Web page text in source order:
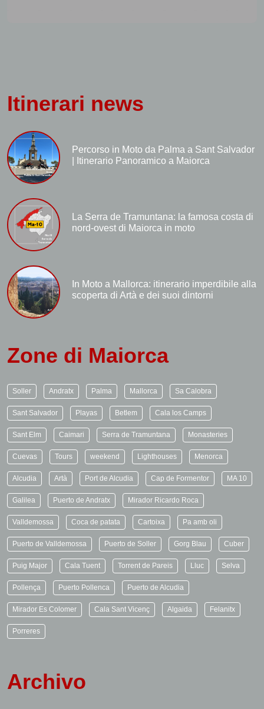
Itinerari news
Percorso in Moto da Palma a Sant Salvador
| Itinerario Panoramico a Maiorca
La Serra de Tramuntana: la famosa costa di
nord-ovest di Maiorca in moto
In Moto a Mallorca: itinerario imperdibile alla
scoperta di Artà e dei suoi dintorni
Zone di Maiorca
Soller Andratx Palma Mallorca Sa Calobra
Sant Salvador Playas Betlem Cala los Camps
Sant Elm Caimari Serra de Tramuntana Monasteries
Cuevas Tours weekend Lighthouses Menorca
Alcudia Artà Port de Alcudia Cap de Formentor MA 10
Galilea Puerto de Andratx Mirador Ricardo Roca
Valldemossa Coca de patata Cartoixa Pa amb oli
Puerto de Valldemossa Puerto de Soller Gorg Blau Cuber
Puig Major Cala Tuent Torrent de Pareis Lluc Selva
Pollença Puerto Pollenca Puerto de Alcudia
Mirador Es Colomer Cala Sant Vicenç Algaida Felanitx
Porreres
Archivo